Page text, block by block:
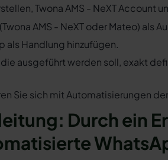
Twona AMS - NeXT Account
AMS - NeXT oder Mateo) als
als Handlung hinzufügen.
ausgeführt werden soll, exakt
Sie sich mit Automatisierungen
Durch ein